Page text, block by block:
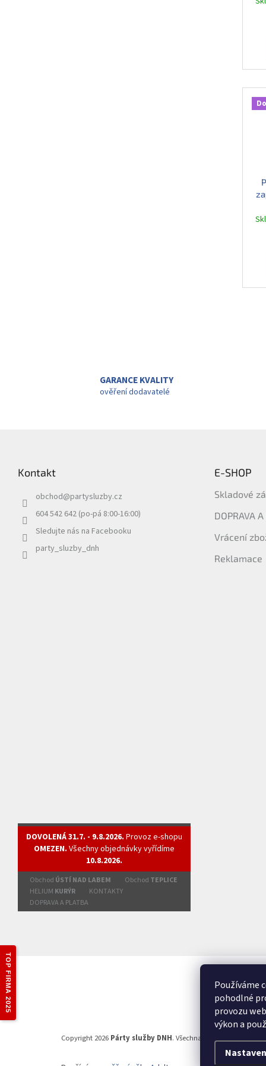
Používáme
pohodlné
provozu
výkon a
GARANCE KVALITY
ověření dodavatelé
Kontakt
obchod@partysluzby.cz
604 542 642 (po-pá 8:00-16:00)
Sledujte nás na Facebooku
party_sluzby_dnh
E-SHOP
Skladové
DOPRAVA
Vrácení
Reklamace
DOVOLENÁ 31.7. - 9.8.2026. Provoz e-shopu
OMEZEN. Všechny objednávky vyřídíme
10.8.2026.
Obchod ÚSTÍ NAD LABEM Obchod TEPLICE
HELIUM KURÝR
KONTAKTY
DOPRAVA A PLATBA
Copyright 2026 Párty služby DNH. Všechna práva vyhrazena.
TOP FIRMA 2025